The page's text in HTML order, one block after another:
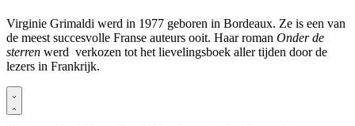
Virginie Grimaldi werd in 1977 geboren in Bordeaux. Ze is een van
de meest succesvolle Franse auteurs ooit. Haar roman Onder de
sterren werd verkozen tot het lievelingsboek aller tijden door de
lezers in Frankrijk.